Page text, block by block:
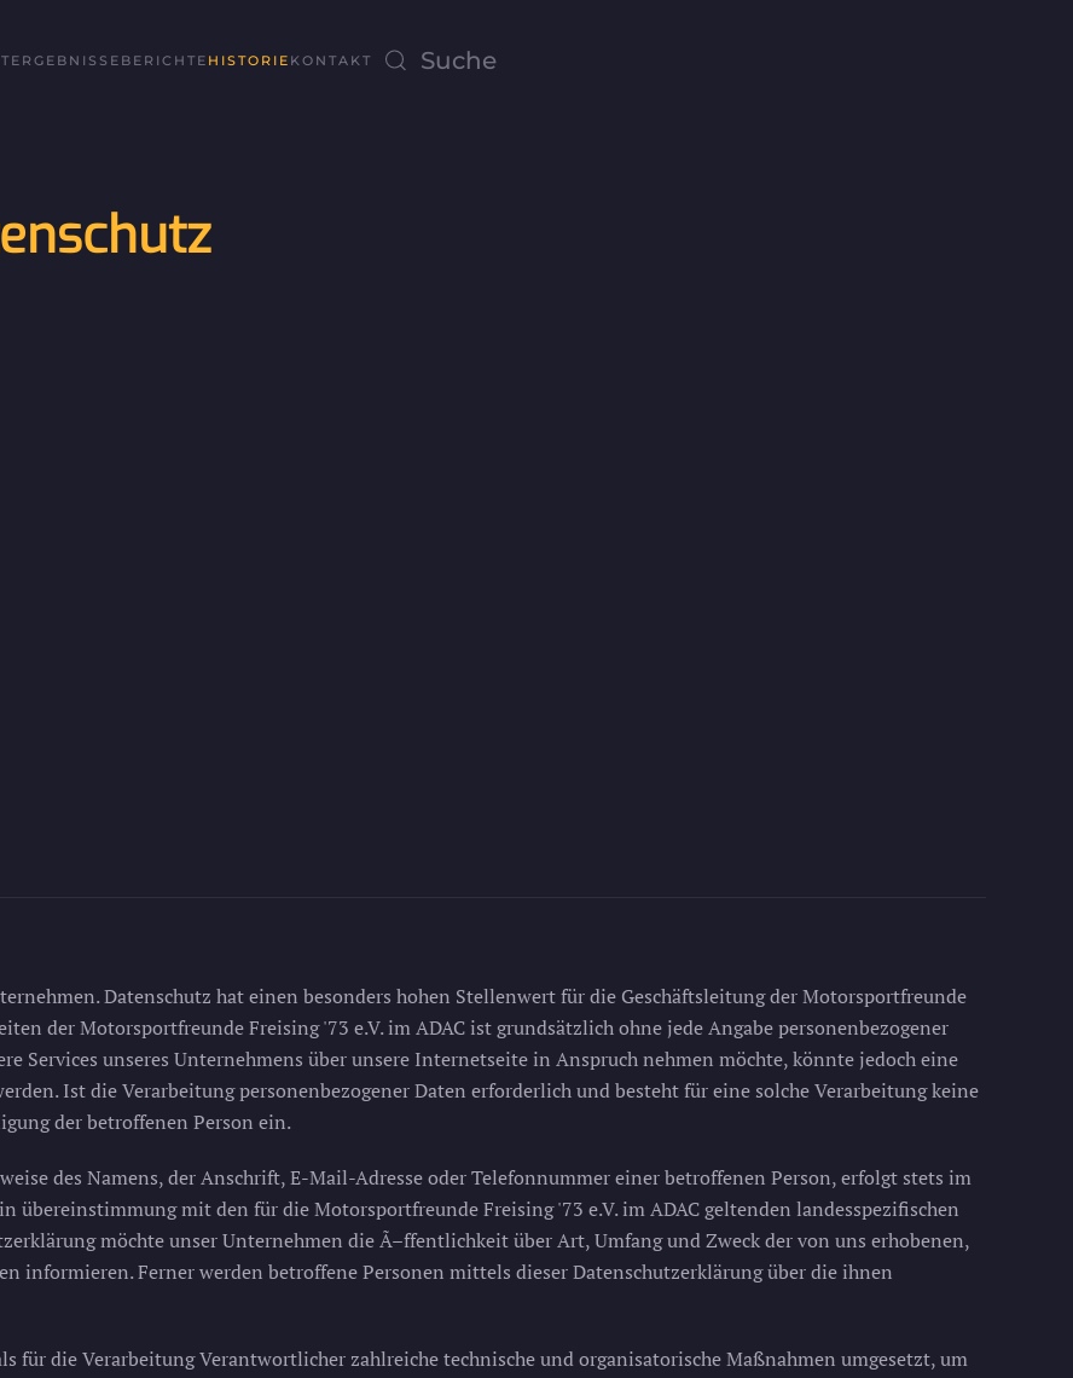
ERGEBNISSE BERICHTE HISTORIE KONTAKT
Datenschutz hat einen besonders hohen Stellenwert für die Geschäftsleitung der Motorsportfreunde
der Motorsportfreunde Freising '73 e.V. im ADAC ist grundsätzlich ohne jede Angabe personenbezogener
Services unseres Unternehmens über unsere Internetseite in Anspruch nehmen möchte, könnte jedoch eine
Ist die Verarbeitung personenbezogener Daten erforderlich und besteht für eine solche Verarbeitung keine
der betroffenen Person ein.
des Namens, der Anschrift, E-Mail-Adresse oder Telefonnummer einer betroffenen Person, erfolgt stets im
mit den für die Motorsportfreunde Freising '73 e.V. im ADAC geltenden landesspezifischen
möchte unser Unternehmen die Ã–ffentlichkeit über Art, Umfang und Zweck der von uns erhobenen,
informieren. Ferner werden betroffene Personen mittels dieser Datenschutzerklärung über die ihnen
für die Verarbeitung Verantwortlicher zahlreiche technische und organisatorische Maßnahmen umgesetzt, um